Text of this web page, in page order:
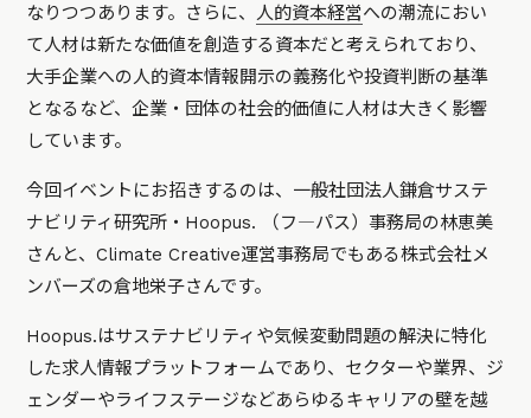
なりつつあります。さらに、 人的資本経営への潮流におい
て人材は新たな価値を創造する資本だと考えられており、
大手企業への人的資本情報開示の義務化や投資判断の基準
となるなど、企業・団体の社会的価値に人材は大きく影響
しています。
今回イベントにお招きするのは、一般社団法人鎌倉サステ
ナビリティ研究所・Hoopus. （フ―パス）事務局の林恵美
さんと、Climate Creative運営事務局でもある株式会社メ
ンバーズの倉地栄子さんです。
Hoopus.はサステナビリティや気候変動問題の解決に特化
した求人情報プラットフォームであり、セクターや業界、ジ
ェンダーやライフステージなどあらゆるキャリアの壁を越